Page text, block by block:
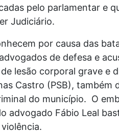
pelo parlamentar e
Judiciário.
por causa das
de defesa e
lesão corporal grave e
Castro (PSB), também
do município. O
advogado Fábio Leal